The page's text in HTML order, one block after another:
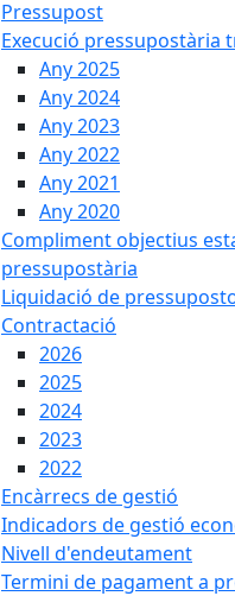
Pressupost
Execució pressupostària
Any 2025
Any 2024
Any 2023
Any 2022
Any 2021
Any 2020
Compliment objectius
pressupostària
Liquidació de
Contractació
2026
2025
2024
2023
2022
Encàrrecs de gestió
Indicadors de gestió
Nivell d'endeutament
Termini de pagament a